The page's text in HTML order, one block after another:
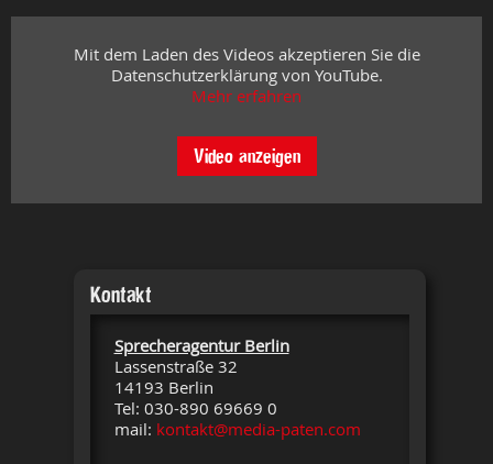
Mit dem Laden des Videos akzeptieren Sie die
Datenschutzerklärung von YouTube.
Mehr erfahren
Video anzeigen
Kontakt
Sprecheragentur Berlin
Lassenstraße 32
14193 Berlin
Tel: 030-890 69669 0
mail: kontakt@media-paten.com